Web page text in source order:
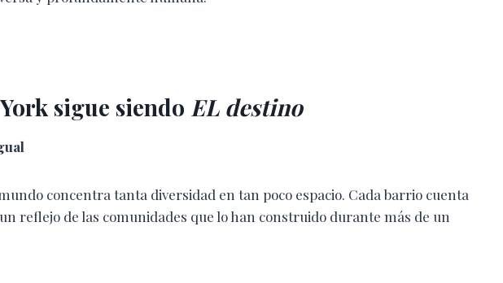
sigue siendo EL destino
concentra tanta diversidad en tan poco espacio. Cada barrio cuenta
reflejo de las comunidades que lo han construido durante más de un